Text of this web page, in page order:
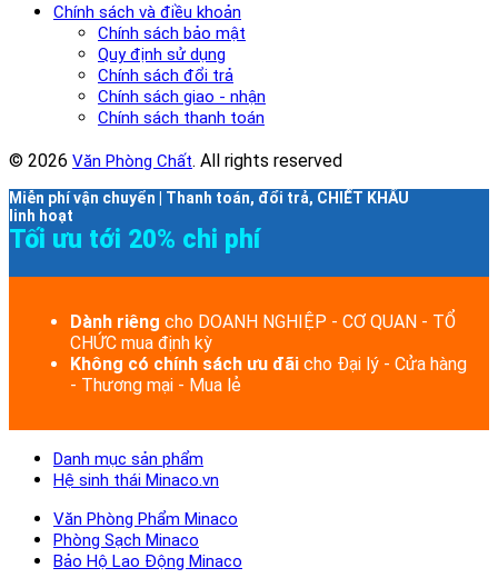
Chính sách và điều khoản
Chính sách bảo mật
Quy định sử dụng
Chính sách đổi trả
Chính sách giao - nhận
Chính sách thanh toán
© 2026 Văn Phòng Chất. All rights reserved
Miễn phí vận chuyển | Thanh toán, đổi trả, CHIẾT KHẤU
linh hoạt
Tối ưu tới 20% chi phí
Dành riêng cho DOANH NGHIỆP - CƠ QUAN - TỔ
CHỨC mua định kỳ
Không có chính sách ưu đãi cho Đại lý - Cửa hàng
- Thương mại - Mua lẻ
Danh mục sản phẩm
Hệ sinh thái Minaco.vn
Văn Phòng Phẩm Minaco
Phòng Sạch Minaco
Bảo Hộ Lao Động Minaco